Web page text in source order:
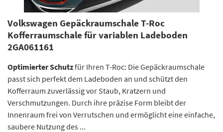
Volkswagen Gepäckraumschale T-Roc
Kofferraumschale für variablen Ladeboden
2GA061161
Optimierter Schutzfür Ihren T-Roc: Die Gepäckraumschale
passt sich perfekt dem Ladeboden an und schützt den
Kofferraum zuverlässig vor Staub, Kratzern und
Verschmutzungen. Durch ihre präzise Form bleibt der
Innenraum frei von Verrutschen und ermöglicht eine einfache,
saubere Nutzung des ...